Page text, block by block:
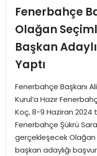
EKONOMI
MAGAZIN
SAĞLIK
SIYASET
SPOR
Fenerbahçe
Olağan
Başkan
Yaptı
Fenerbahçe Başkanı
Kurul’a Hazır
Koç, 8-9 Haziran 2024
Fenerbahçe Şükrü
gerçekleşecek Olağan
başkan adaylığı